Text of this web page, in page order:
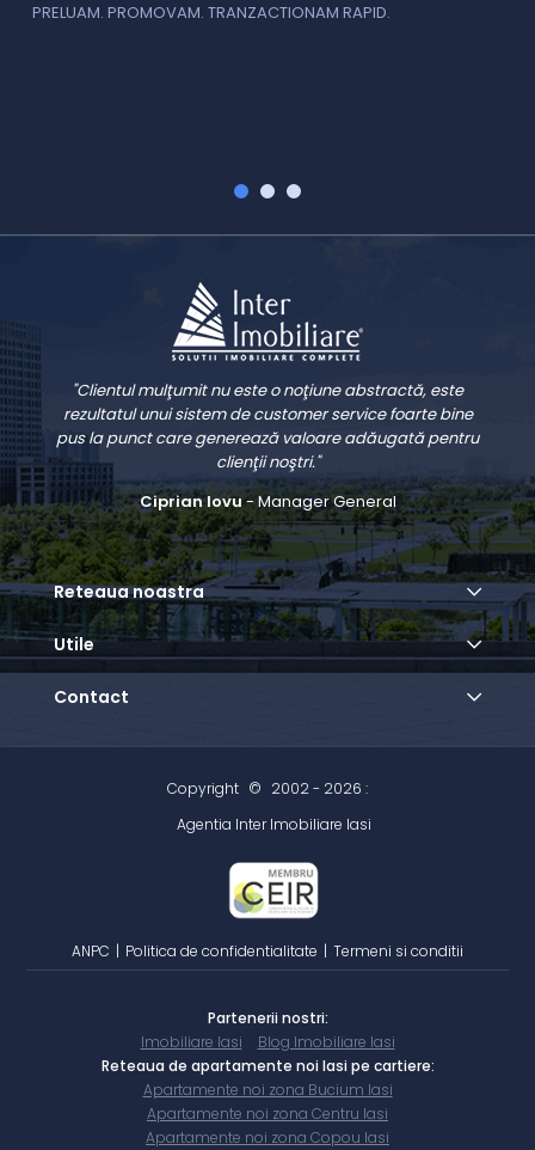
PRELUAM. PROMOVAM. TRANZACTIONAM RAPID.
"Clientul mulţumit nu este o noţiune abstractă, este
rezultatul unui sistem de customer service foarte bine
pus la punct care generează valoare adăugată pentru
clienţii noştri."
Ciprian Iovu- Manager General
Reteaua noastra
Utile
Contact
Copyright © 2002 - 2026 :
Agentia Inter Imobiliare Iasi
ANPC | Politica de confidentialitate | Termeni si conditii
Partenerii nostri:
Imobiliare Iasi
Blog Imobiliare Iasi
Reteaua de apartamente noi Iasi pe cartiere:
Apartamente noi zona Bucium Iasi
Apartamente noi zona Centru Iasi
Apartamente noi zona Copou Iasi